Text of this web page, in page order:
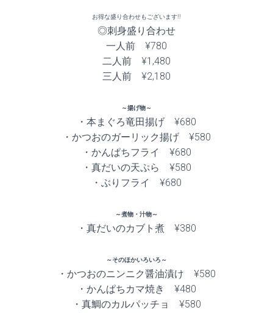
お得な盛り合わせもございます!!
◎刺身盛り合わせ
一人前 ¥780
二人前 ¥1,480
三人前 ¥2,180
～揚げ物～
・本まぐろ竜田揚げ ¥680
・かつおのガーリック揚げ ¥580
・かんぱちフライ ¥680
・真だいの天ぷら ¥580
・ぶりフライ ¥680
～煮物・汁物～
・真だいのカブト煮 ¥380
～そのほかいろいろ～
・かつおのニンニク醤油漬け ¥580
・かんぱちカマ焼き ¥480
・真鯛のカルパッチョ ¥580